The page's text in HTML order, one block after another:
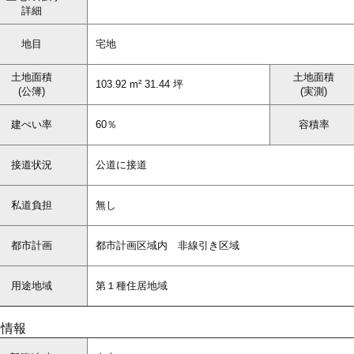
詳細
地目 宅地
土地面積
(公簿)
103.92 m² 31.44 坪
土地面積
(実測)
建ぺい率 60％ 容積率
接道状況 公道に接道
私道負担 無し
都市計画 都市計画区域内 非線引き区域
用途地域 第１種住居地域
報